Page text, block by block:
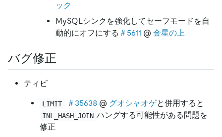
ック
MySQLシンクを強化してセーフモードを自
動的にオフにする ＃5611 @ 金星の上
バグ修正
ティビ
LIMIT ＃35638@ グオシャオゲと併用すると
INL_HASH_JOIN ハングする可能性がある問題を
修正